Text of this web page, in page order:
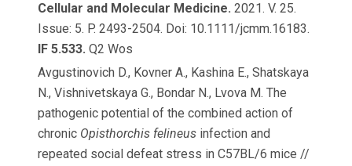
Cellular and Molecular Medicine. 2021. V. 25.
Issue: 5. P. 2493-2504. Doi: 10.1111/jcmm.16183.
IF 5.533. Q2 Wos
Avgustinovich D., Kovner A., Kashina E., Shatskaya
N., Vishnivetskaya G., Bondar N., Lvova M. The
pathogenic potential of the combined action of
chronic Opisthorchis felineus infection and
repeated social defeat stress in C57BL/6 mice //